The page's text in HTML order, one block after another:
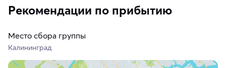
Рекомендации по прибытию
Место сбора группы
Калининград